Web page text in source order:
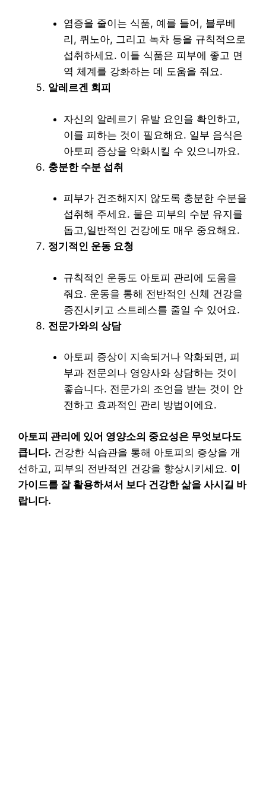
염증을 줄이는 식품, 예를 들어, 블루베
리, 퀴노아, 그리고 녹차 등을 규칙적으로
섭취하세요. 이들 식품은 피부에 좋고 면
역 체계를 강화하는 데 도움을 줘요.
알레르겐 회피
자신의 알레르기 유발 요인을 확인하고,
이를 피하는 것이 필요해요. 일부 음식은
아토피 증상을 악화시킬 수 있으니까요.
충분한 수분 섭취
피부가 건조해지지 않도록 충분한 수분을
섭취해 주세요. 물은 피부의 수분 유지를
돕고,일반적인 건강에도 매우 중요해요.
정기적인 운동 요청
규칙적인 운동도 아토피 관리에 도움을
줘요. 운동을 통해 전반적인 신체 건강을
증진시키고 스트레스를 줄일 수 있어요.
전문가와의 상담
아토피 증상이 지속되거나 악화되면, 피
부과 전문의나 영양사와 상담하는 것이
좋습니다. 전문가의 조언을 받는 것이 안
전하고 효과적인 관리 방법이에요.
아토피 관리에 있어 영양소의 중요성은 무엇보다도
큽니다. 건강한 식습관을 통해 아토피의 증상을 개
선하고, 피부의 전반적인 건강을 향상시키세요. 이
가이드를 잘 활용하셔서 보다 건강한 삶을 사시길 바
랍니다.